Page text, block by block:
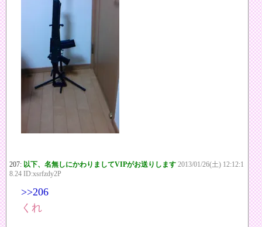
207: 以下、名無しにかわりましてVIPがお送りします 2013/01/26(土) 12:12:1
8.24 ID:xsrfzdy2P
>>206
くれ